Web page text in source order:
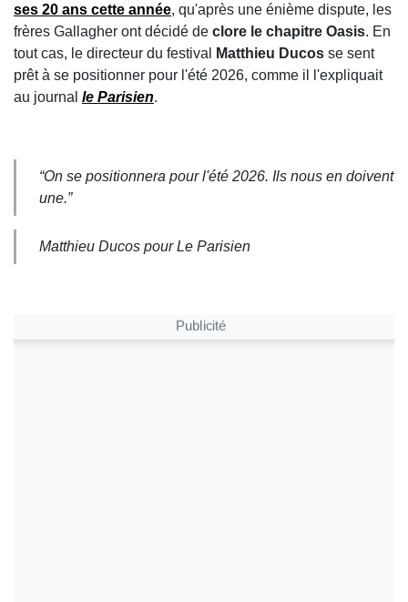
ses 20 ans cette année, qu'après une énième dispute, les
frères Gallagher ont décidé de clore le chapitre Oasis. En
tout cas, le directeur du festival
Matthieu Ducos se sent
prêt à se positionner pour l'été 2026, comme il l'expliquait
au journal le Parisien.
“On se positionnera pour l'été 2026. Ils nous en doivent
une.”
Matthieu Ducos pour Le Parisien
Publicité